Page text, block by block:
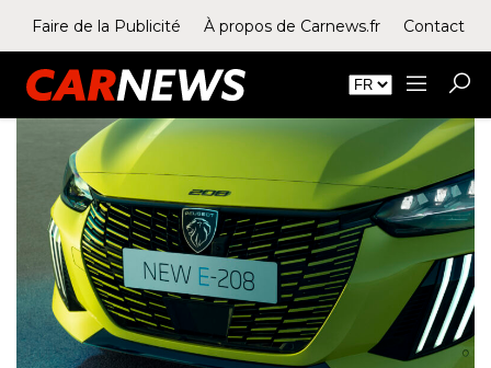
Faire de la Publicité À propos de Carnews.fr Contact